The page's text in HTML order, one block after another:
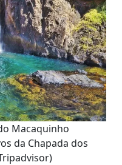
Macaquinho
da Chapada dos